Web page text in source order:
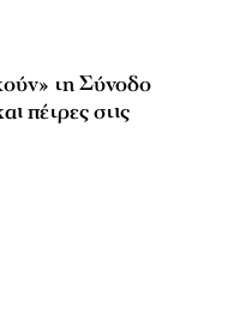
τη Σύνοδο
πέτρες στις